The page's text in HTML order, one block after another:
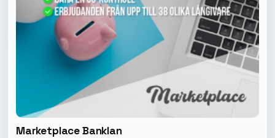
Marketplace Banklan